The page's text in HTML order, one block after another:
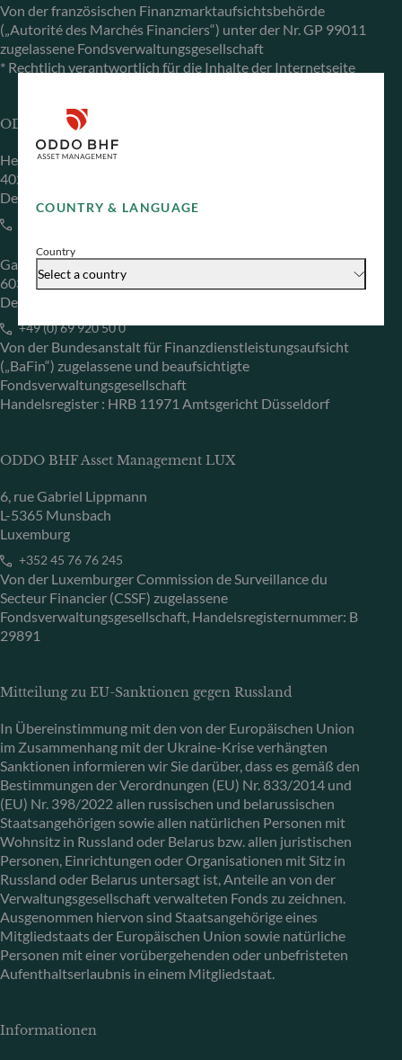
COUNTRY & LANGUAGE
Country
Select a country
Von der französischen Finanzmarktaufsichtsbehörde
(„Autorité des Marchés Financiers“) unter der Nr. GP 99011
zugelassene Fondsverwaltungsgesellschaft
* Rechtlich verantwortlich für die Inhalte der Internetseite
ODDO BHF Asset Management GmbH
Herzogstraße 15
40217 Düsseldorf
Deutschland
Gallusanlage 8
60329 Frankfurt am Main
Deutschland
+49 (0) 69 920 50 0
Von der Bundesanstalt für Finanzdienstleistungsaufsicht
(„BaFin“) zugelassene und beaufsichtigte
Fondsverwaltungsgesellschaft
Handelsregister : HRB 11971 Amtsgericht Düsseldorf
ODDO BHF Asset Management LUX
6, rue Gabriel Lippmann
L-5365 Munsbach
Luxemburg
+352 45 76 76 245
Von der Luxemburger Commission de Surveillance du
Secteur Financier (CSSF) zugelassene
Fondsverwaltungsgesellschaft, Handelsregisternummer: B
29891
Mitteilung zu EU-Sanktionen gegen Russland
In Übereinstimmung mit den von der Europäischen Union
im Zusammenhang mit der Ukraine-Krise verhängten
Sanktionen informieren wir Sie darüber, dass es gemäß den
Bestimmungen der Verordnungen (EU) Nr. 833/2014 und
(EU) Nr. 398/2022 allen russischen und belarussischen
Staatsangehörigen sowie allen natürlichen Personen mit
Wohnsitz in Russland oder Belarus bzw. allen juristischen
Personen, Einrichtungen oder Organisationen mit Sitz in
Russland oder Belarus untersagt ist, Anteile an von der
Verwaltungsgesellschaft verwalteten Fonds zu zeichnen.
Ausgenommen hiervon sind Staatsangehörige eines
Mitgliedstaats der Europäischen Union sowie natürliche
Personen mit einer vorübergehenden oder unbefristeten
Aufenthaltserlaubnis in einem Mitgliedstaat.
Informationen